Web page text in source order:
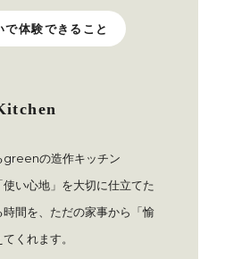
で体験できること
greenの造作キッチン
い心地」を大切に仕立てた
間を、ただの家事から「愉
くれます。